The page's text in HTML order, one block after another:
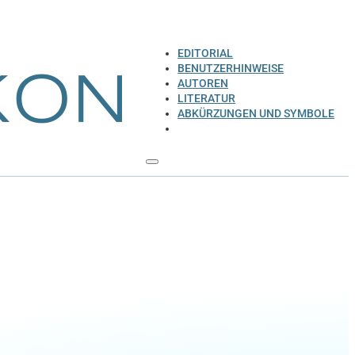
EDITORIAL
BENUTZERHINWEISE
AUTOREN
LITERATUR
ABKÜRZUNGEN UND SYMBOLE